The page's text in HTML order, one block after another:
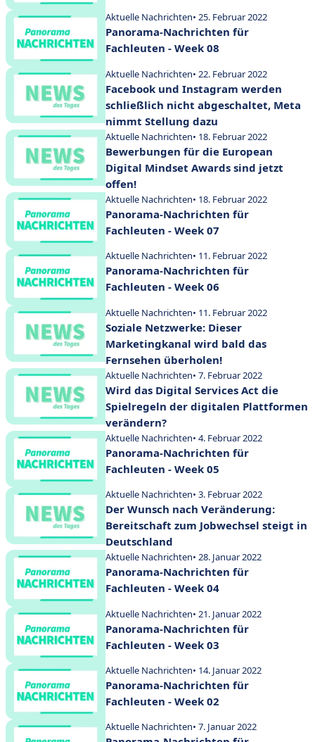
Aktuelle Nachrichten• 25. Februar 2022
Panorama-Nachrichten für
Fachleuten - Week 08
Aktuelle Nachrichten• 22. Februar 2022
Facebook und Instagram werden
schließlich nicht abgeschaltet, Meta
nimmt Stellung dazu
Aktuelle Nachrichten• 18. Februar 2022
Bewerbungen für die European
Digital Mindset Awards sind jetzt
offen!
Aktuelle Nachrichten• 18. Februar 2022
Panorama-Nachrichten für
Fachleuten - Week 07
Aktuelle Nachrichten• 11. Februar 2022
Panorama-Nachrichten für
Fachleuten - Week 06
Aktuelle Nachrichten• 11. Februar 2022
Soziale Netzwerke: Dieser
Marketingkanal wird bald das
Fernsehen überholen!
Aktuelle Nachrichten• 7. Februar 2022
Wird das Digital Services Act die
Spielregeln der digitalen Plattformen
verändern?
Aktuelle Nachrichten• 4. Februar 2022
Panorama-Nachrichten für
Fachleuten - Week 05
Aktuelle Nachrichten• 3. Februar 2022
Der Wunsch nach Veränderung:
Bereitschaft zum Jobwechsel steigt in
Deutschland
Aktuelle Nachrichten• 28. Januar 2022
Panorama-Nachrichten für
Fachleuten - Week 04
Aktuelle Nachrichten• 21. Januar 2022
Panorama-Nachrichten für
Fachleuten - Week 03
Aktuelle Nachrichten• 14. Januar 2022
Panorama-Nachrichten für
Fachleuten - Week 02
Aktuelle Nachrichten• 7. Januar 2022